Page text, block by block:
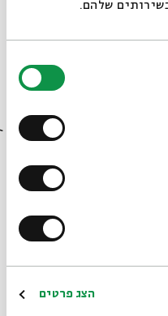
שלהם.
הצג פרטים
מלחמה על התרבות